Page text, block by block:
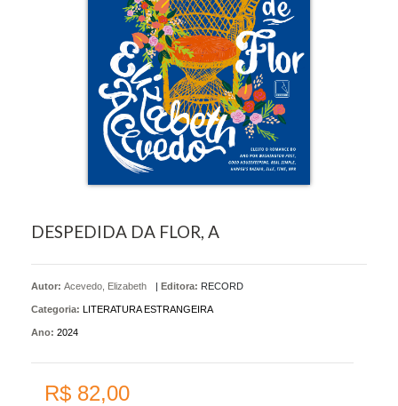
DESPEDIDA DA FLOR, A
Autor: Acevedo, Elizabeth | Editora: RECORD
Categoria: LITERATURA ESTRANGEIRA
Ano: 2024
R$ 82,00